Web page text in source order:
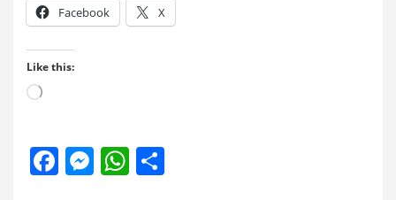
Facebook X
Like this:
Loading…
F
M
W